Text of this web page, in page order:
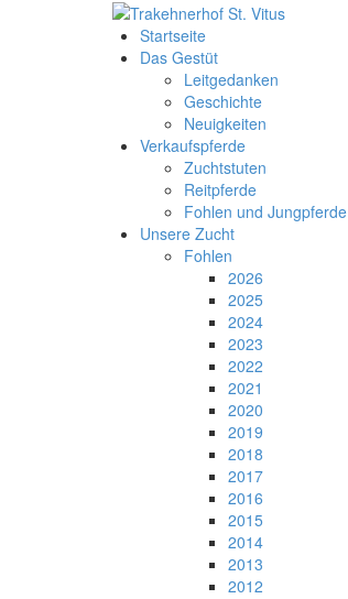
Startseite
Das Gestüt
Leitgedanken
Geschichte
Neuigkeiten
Verkaufspferde
Zuchtstuten
Reitpferde
Fohlen und Jungpferde
Unsere Zucht
Fohlen
2026
2025
2024
2023
2022
2021
2020
2019
2018
2017
2016
2015
2014
2013
2012